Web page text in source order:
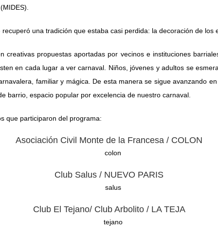
una tradición que estaba casi perdida: la decoración de los
propuestas aportadas por vecinos e instituciones
en cada lugar a ver carnaval. Niños, jóvenes y adultos se
familiar y mágica. De esta manera se sigue avanzando
barrio, espacio popular por excelencia de nuestro carnaval.
que participaron del programa:
Asociación Civil Monte de la Francesa / COLON
Club Salus / NUEVO PARIS
Club El Tejano/ Club Arbolito / LA TEJA